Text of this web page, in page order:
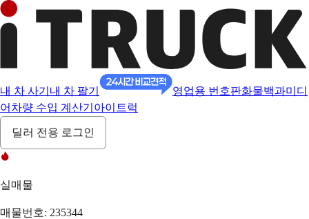
내 차 사기 내 차 팔기 영업용 번호판화물백과미디
어 차량 수입 계산기 아이트럭
딜러 전용 로그인
실매물
매물번호: 235344